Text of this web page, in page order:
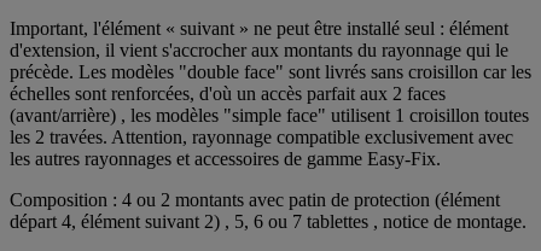
Important, l'élément « suivant » ne peut être installé seul : élément
d'extension, il vient s'accrocher aux montants du rayonnage qui le
précède. Les modèles "double face" sont livrés sans croisillon car les
échelles sont renforcées, d'où un accès parfait aux 2 faces
(avant/arrière) , les modèles "simple face" utilisent 1 croisillon toutes
les 2 travées. Attention, rayonnage compatible exclusivement avec
les autres rayonnages et accessoires de gamme Easy-Fix.
Composition : 4 ou 2 montants avec patin de protection (élément
départ 4, élément suivant 2) , 5, 6 ou 7 tablettes , notice de montage.